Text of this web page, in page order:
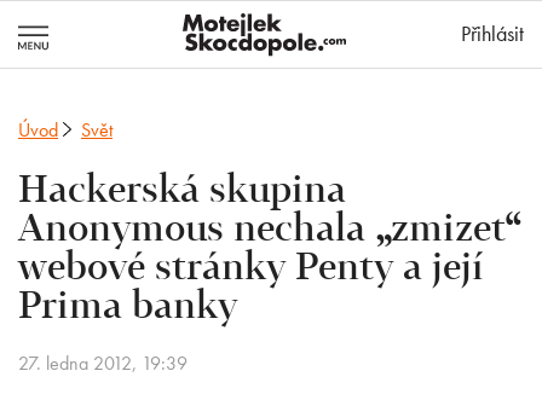
Přihlásit
Úvod Svět
Hackerská skupina
Anonymous nechala „zmizet“
webové stránky Penty a její
Prima banky
27. ledna 2012, 19:39